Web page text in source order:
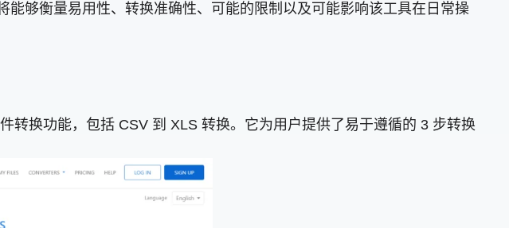
够衡量易用性、转换准确性、可能的限制以及可能影响该工具在日常操
换功能，包括 CSV 到 XLS 转换。它为用户提供了易于遵循的 3 步转换